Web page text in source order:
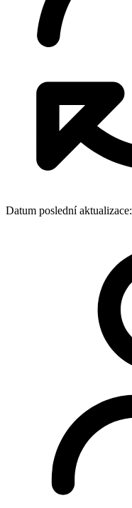
Datum poslední aktualizace: